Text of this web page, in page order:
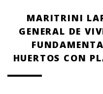
MARITRINI
GENERAL DE
HUERTOS CON